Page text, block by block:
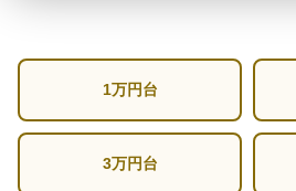
1万円台
3万円台